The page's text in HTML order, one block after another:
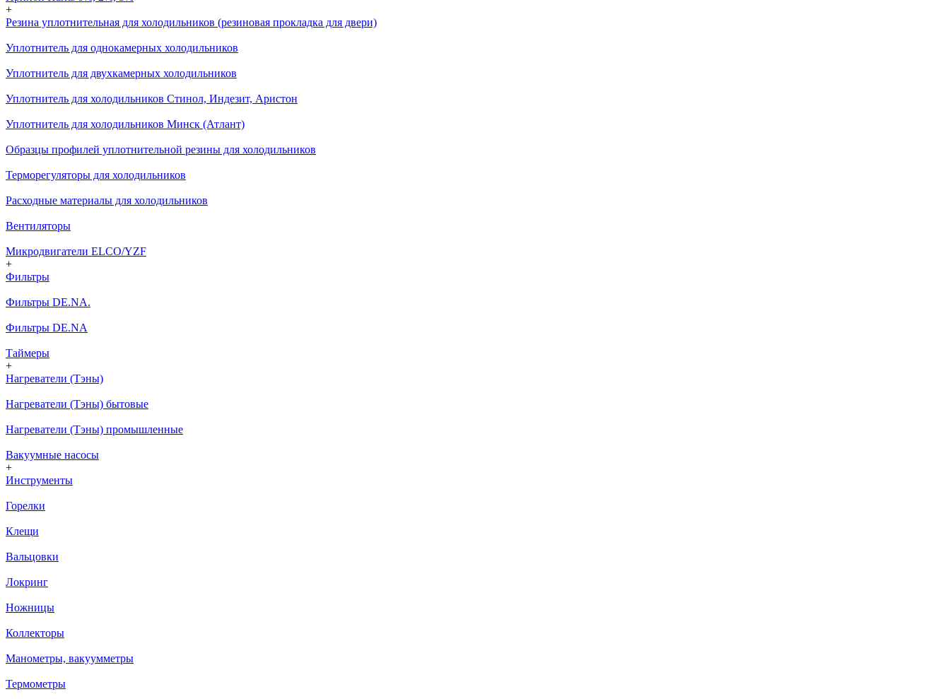
+
Резина уплотнительная для холодильников (резиновая прокладка для двери)
Уплотнитель для однокамерных холодильников
Уплотнитель для двухкамерных холодильников
Уплотнитель для холодильников Стинол, Индезит, Аристон
Уплотнитель для холодильников Минск (Атлант)
Образцы профилей уплотнительной резины для холодильников
Терморегуляторы для холодильников
Расходные материалы для холодильников
Вентиляторы
Микродвигатели ELCO/YZF
+
Фильтры
Фильтры DE.NA.
Фильтры DE.NA
Таймеры
+
Нагреватели (Тэны)
Нагреватели (Тэны) бытовые
Нагреватели (Тэны) промышленные
Вакуумные насосы
+
Инструменты
Горелки
Клещи
Вальцовки
Локринг
Ножницы
Коллекторы
Манометры, вакуумметры
Термометры